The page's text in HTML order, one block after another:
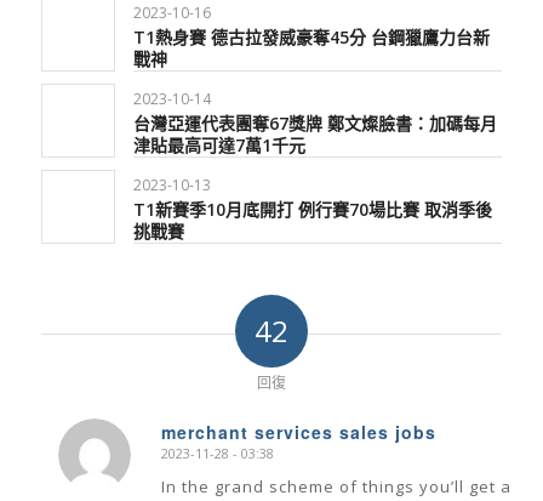
2023-10-16
T1熱身賽 德古拉發威豪奪45分 台鋼獵鷹力台新
戰神
2023-10-14
台灣亞運代表團奪67獎牌 鄭文燦臉書：加碼每月
津貼最高可達7萬1千元
2023-10-13
T1新賽季10月底開打 例行賽70場比賽 取消季後
挑戰賽
42
回復
merchant services sales jobs
says:
2023-11-28 - 03:38
In the grand scheme of things you’ll get a